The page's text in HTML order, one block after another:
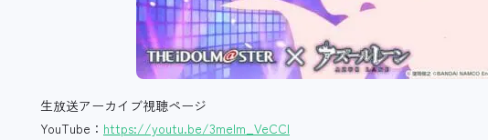
生放送アーカイブ視聴ページ
YouTube： https://youtu.be/3melm_VeCCI